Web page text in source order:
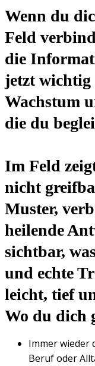
Wenn du
Feld
die
jetzt
Wachstum
die du
Im Feld
nicht
Muster,
heilende
sichtbar,
und echte
leicht, tief
Wo du dich
Immer wieder
Beruf oder